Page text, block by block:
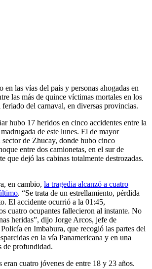
en las vías del país y personas ahogadas en
las más de quince víctimas mortales en los
feriado del carnaval, en diversas provincias.
hubo 17 heridos en cinco accidentes entre la
de este lunes. El de mayor
sector de Zhucay, donde hubo cinco
entre dos camionetas, en el sur de
que dejó las cabinas totalmente destrozadas.
en cambio, la tragedia alcanzó a cuatro
. “Se trata de un estrellamiento, pérdida
El accidente ocurrió a la 01:45,
cuatro ocupantes fallecieron al instante. No
heridas”, dijo Jorge Arcos, jefe de
en Imbabura, que recogió las partes del
en la vía Panamericana y en una
de profundidad.
eran cuatro jóvenes de entre 18 y 23 años.